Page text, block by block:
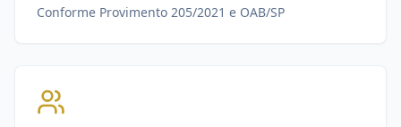
Conforme Provimento 205/2021 e OAB/SP